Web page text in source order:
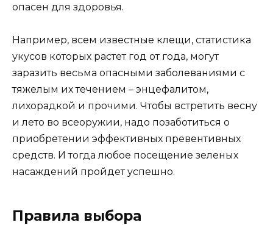
опасен для здоровья.
Например, всем известные клещи, статистика
укусов которых растет год от года, могут
заразить весьма опасными заболеваниями с
тяжелым их течением – энцефалитом,
лихорадкой и прочими. Чтобы встретить весну
и лето во всеоружии, надо позаботиться о
приобретении эффективных превентивных
средств. И тогда любое посещение зеленых
насаждений пройдет успешно.
Правила выбора